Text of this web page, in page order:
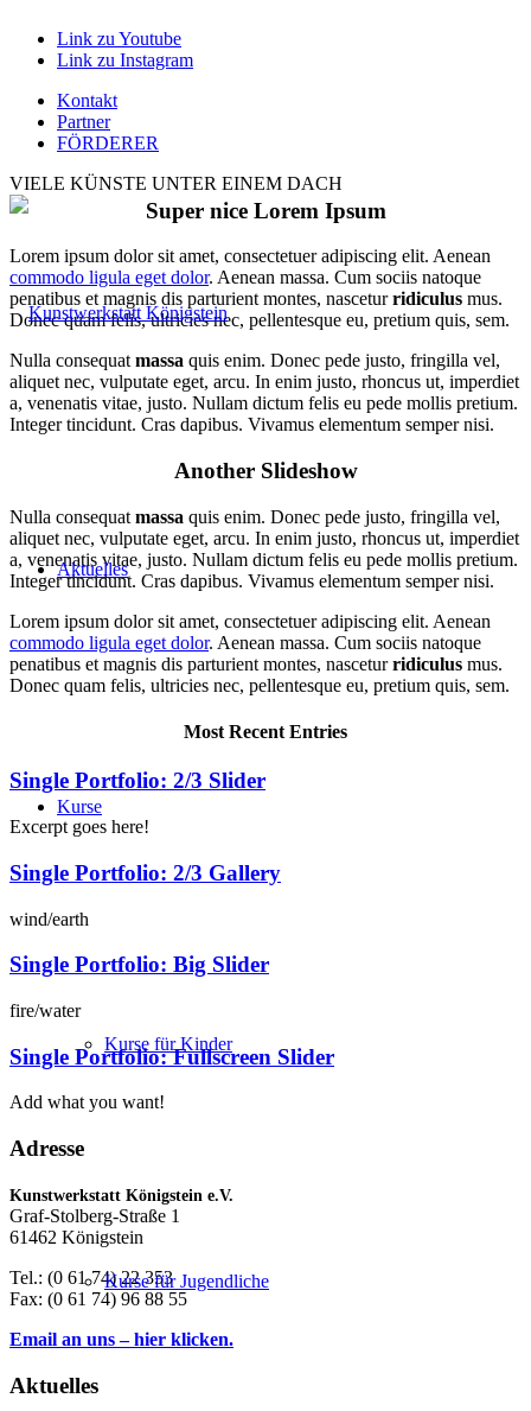
Link zu Youtube
Link zu Instagram
Kontakt
Partner
FÖRDERER
VIELE KÜNSTE UNTER EINEM DACH
Aktuelles
Kurse
Kurse für Kinder
Kurse für Jugendliche
Super nice Lorem Ipsum
Lorem ipsum dolor sit amet, consectetuer adipiscing elit. Aenean
commodo ligula eget dolor. Aenean massa. Cum sociis natoque
penatibus et magnis dis parturient montes, nasceturridiculus mus.
Donec quam felis, ultricies nec, pellentesque eu, pretium quis, sem.
Nulla consequatmassa quis enim. Donec pede justo, fringilla vel,
aliquet nec, vulputate eget, arcu. In enim justo, rhoncus ut, imperdiet
a, venenatis vitae, justo. Nullam dictum felis eu pede mollis pretium.
Integer tincidunt. Cras dapibus. Vivamus elementum semper nisi.
Another Slideshow
Nulla consequat massa quis enim. Donec pede justo, fringilla vel,
aliquet nec, vulputate eget, arcu. In enim justo, rhoncus ut, imperdiet
a, venenatis vitae, justo. Nullam dictum felis eu pede mollis pretium.
Integer tincidunt. Cras dapibus. Vivamus elementum semper nisi.
Lorem ipsum dolor sit amet, consectetuer adipiscing elit. Aenean
commodo ligula eget dolor. Aenean massa. Cum sociis natoque
penatibus et magnis dis parturient montes, nasceturridiculus mus.
Donec quam felis, ultricies nec, pellentesque eu, pretium quis, sem.
Most Recent Entries
Single Portfolio: 2/3 Slider
Excerpt goes here!
Single Portfolio: 2/3 Gallery
wind/earth
Single Portfolio: Big Slider
fire/water
Single Portfolio: Fullscreen Slider
Add what you want!
Adresse
Kunstwerkstatt Königstein e.V.
Graf-Stolberg-Straße 1
61462 Königstein
Tel.: (0 61 74) 22 353
Fax: (0 61 74) 96 88 55
Email an uns – hier klicken.
Aktuelles